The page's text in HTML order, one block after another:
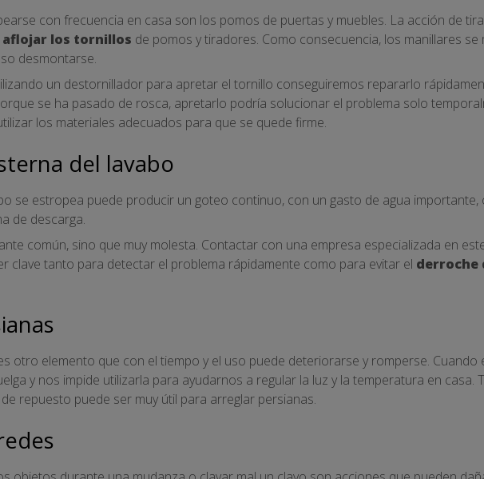
con frecuencia en casa son los pomos de puertas y muebles. La acción de
aflojar los tornillos de pomos y tiradores. Como consecuencia, los manillares se
desmontarse.
un destornillador para apretar el tornillo conseguiremos repararlo
se ha pasado de rosca, apretarlo podría solucionar el problema solo
los materiales adecuados para que se quede firme.
del lavabo
se estropea puede producir un goteo continuo, con un gasto de agua importante,
de descarga.
común, sino que muy molesta. Contactar con una empresa especializada en
clave tanto para detectar el problema rápidamente como para evitar el derroche
otro elemento que con el tiempo y el uso puede deteriorarse y romperse. Cuando
y nos impide utilizarla para ayudarnos a regular la luz y la temperatura en casa.
repuesto puede ser muy útil para arreglar persianas.